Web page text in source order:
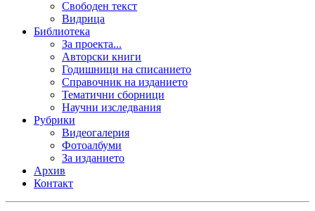
Свободен текст
Видрица
Библиотека
За проекта...
Авторски книги
Годишници на списанието
Справочник на изданието
Тематични сборници
Научни изследвания
Рубрики
Видеогалерия
Фотоалбуми
За изданието
Архив
Контакт